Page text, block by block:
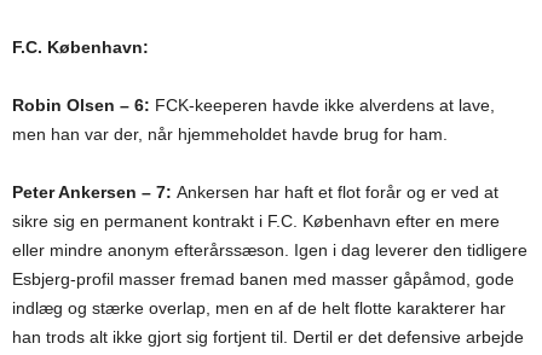
F.C. København:
Robin Olsen – 6: FCK-keeperen havde ikke alverdens at lave,
men han var der, når hjemmeholdet havde brug for ham.
Peter Ankersen – 7: Ankersen har haft et flot forår og er ved at
sikre sig en permanent kontrakt i F.C. København efter en mere
eller mindre anonym efterårssæson. Igen i dag leverer den tidligere
Esbjerg-profil masser fremad banen med masser gåpåmod, gode
indlæg og stærke overlap, men en af de helt flotte karakterer har
han trods alt ikke gjort sig fortjent til. Dertil er det defensive arbejde